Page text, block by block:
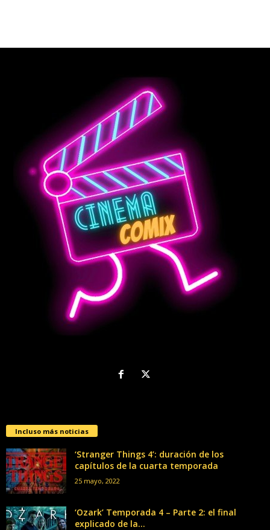
Incluso más noticias
‘Stranger Things 4’: duración de los
capítulos de la cuarta temporada
25 mayo, 2022
‘Ozark’ Temporada 4 – Parte 2: el final
explicado de la...